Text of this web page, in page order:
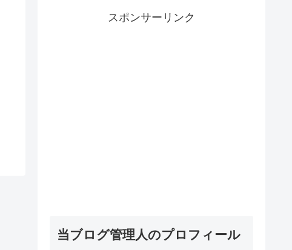
スポンサーリンク
当ブログ管理人のプロフィール